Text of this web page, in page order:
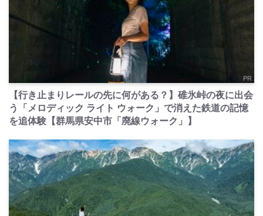
PR
【行き止まりレールの先に何がある？】碓氷峠の夜に出会
う「メロディック ライト ウォーク」で消えた鉄道の記憶
を追体験【群馬県安中市「廃線ウォーク」】